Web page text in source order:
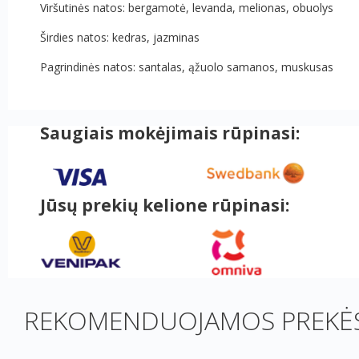
Viršutinės natos: bergamotė, levanda, melionas, obuolys
Širdies natos: kedras, jazminas
Pagrindinės natos: santalas, ąžuolo samanos, muskusas
Saugiais mokėjimais rūpinasi:
Jūsų prekių kelione rūpinasi:
REKOMENDUOJAMOS